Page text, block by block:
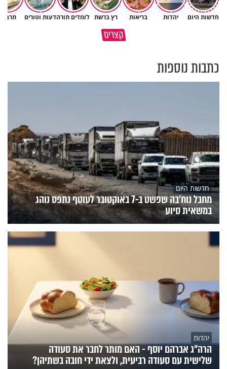
חדשות היום יהדות בריאות רץ ברשת לומדים תורהדעות וטורים
קצרים
כתבות נוספות
חדשות היום
מחבל נוח'בה שפשט ב-7 באוקטובר לעוטף נתפס נוהג
במשאית סיוע
יהדות
הרה"ג אברהם יוסף - האם מותר לחבר את סעודה
שלישית עם סעודה רביעית, ולצאת ידי חובה בשתיהן?